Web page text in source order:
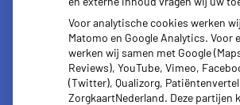
Vragen
stellen
Voor analytische cookies werken
Matomo en Google Analytics. Voor
werken wij samen met Google
Reviews), YouTube, Vimeo,
(Twitter), Qualizorg,
ZorgkaartNederland. Deze partijen